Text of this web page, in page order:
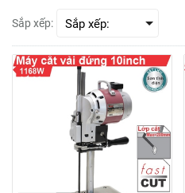
Sắp xếp: